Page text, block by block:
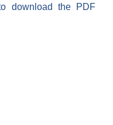
download the PDF